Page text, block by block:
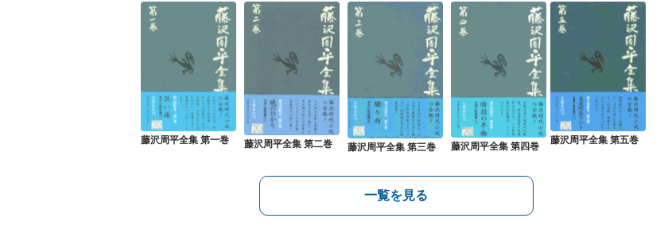
藤沢周平全集 第一巻 藤沢周平全集 第二巻 藤沢周平全集 第三巻 藤沢周平全集 第四巻
藤沢周平全集 第五巻
一覧を見る